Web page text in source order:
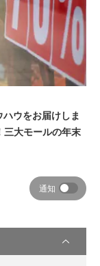
ウをお届けしま
三大モールの年末
通知